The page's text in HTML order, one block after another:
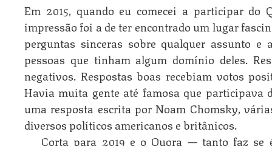
Em 2015, quando eu comecei a participar do
impressão foi a de ter encontrado um lugar
perguntas sinceras sobre qualquer assunto e
pessoas que tinham algum domínio deles.
negativos. Respostas boas recebiam votos
Havia muita gente até famosa que participava
uma resposta escrita por Noam Chomsky,
diversos políticos americanos e britânicos.
Corta para 2019 e o Quora — tanto faz